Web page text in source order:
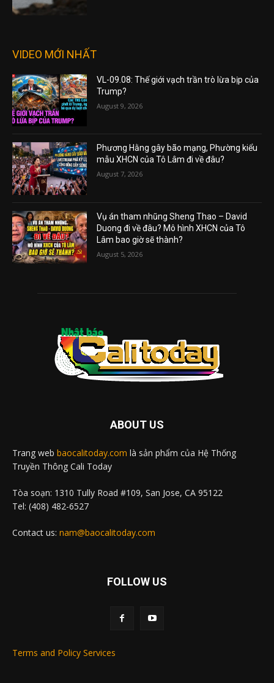
VIDEO MỚI NHẤT
VL-09.08: Thế giới vạch trần trò lừa bịp của
Trump?
August 9, 2026
Phương Hằng gây bão mạng, Phường kiểu
mẫu XHCN của Tô Lâm đi về đâu?
August 7, 2026
Vụ án tham nhũng Sheng Thao – David
Duong đi về đâu? Mô hình XHCN của Tô
Lâm bao giờ sẽ thành?
August 5, 2026
ABOUT US
Trang web baocalitoday.com là sản phẩm của Hệ Thống
Truyền Thông Cali Today
Tòa soạn: 1310 Tully Road #109, San Jose, CA 95122
Tel: (408) 482-6527
Contact us: nam@baocalitoday.com
FOLLOW US
Terms and Policy Services